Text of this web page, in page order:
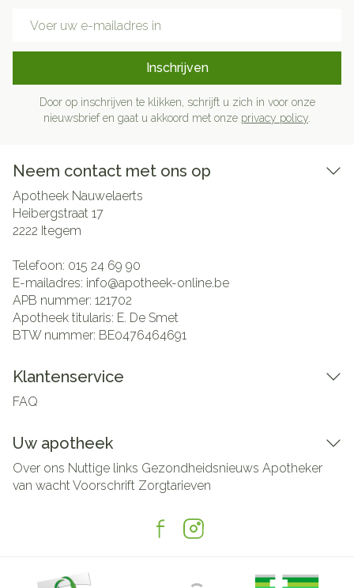
Inschrijven
Door op inschrijven te klikken, schrijft u zich in voor onze
nieuwsbrief en gaat u akkoord met onze privacy policy
Neem contact met ons op
Apotheek Nauwelaerts
Heibergstraat 17
2222 Itegem
Telefoon: 015 24 69 90
E-mailadres: info@apotheek-online.be
APB nummer: 121702
Apotheek titularis: E. De Smet
BTW nummer: BE0476464691
Klantenservice
FAQ
Uw apotheek
Over ons Nuttige links Gezondheidsnieuws Apotheker
van wachtVoorschrift Zorgtarieven